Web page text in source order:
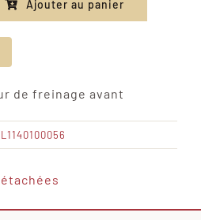
Ajouter au panier
de freinage avant